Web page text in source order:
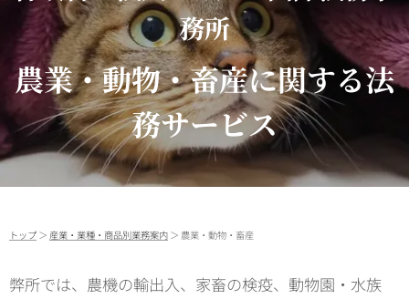
務所
農業・動物・畜産に関する法
務サービス
トップ ＞ 産業・業種・商品別業務案内 ＞ 農業・動物・畜産
弊所では、農機の輸出入、家畜の検疫、動物園・水族